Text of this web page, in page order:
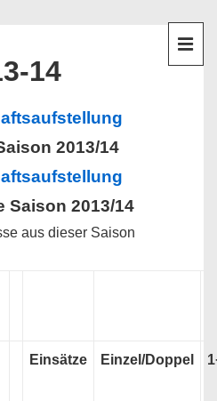
14
2013/14
Saison 2013/14
aus dieser Saison
Einsätze Einzel/Doppel